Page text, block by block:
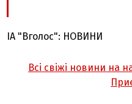
ІА "Вголос": НОВИНИ
Всі свіжі новини на